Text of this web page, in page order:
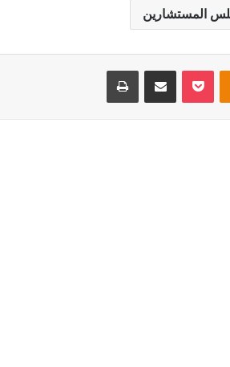
المستشارين
Odnoklassniki
بوكيت مشاركة عبر البريد طباعة